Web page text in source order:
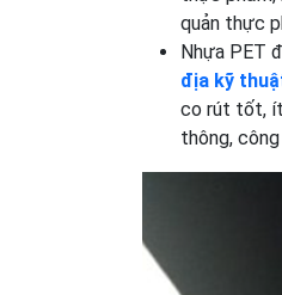
quản thực
Nhựa PET
địa kỹ
co rút tốt, ít
thông,